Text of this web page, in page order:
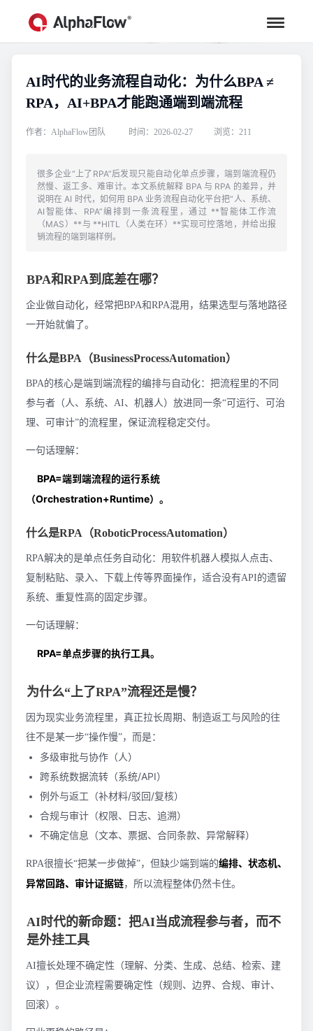
行业资讯
汇聚行业专家观点，助力流程更高效
AI时代的业务流程自动化：为什么BPA ≠
RPA，AI+BPA才能跑通端到端流程
作者：AlphaFlow团队 时间：2026-02-27 浏览：211
很多企业“上了RPA”后发现只能自动化单点步骤，端到端流程仍
然慢、返工多、难审计。本文系统解释 BPA 与 RPA 的差异，并
说明在 AI 时代，如何用 BPA 业务流程自动化平台把“人、系统、
AI智能体、RPA”编排到一条流程里，通过 **智能体工作流
（MAS）**与 **HITL（人类在环）**实现可控落地，并给出报
销流程的端到端样例。
BPA和RPA到底差在哪？
企业做自动化，经常把BPA和RPA混用，结果选型与落地路径
一开始就偏了。
什么是BPA（BusinessProcessAutomation）
BPA的核心是端到端流程的编排与自动化：把流程里的不同
参与者（人、系统、AI、机器人）放进同一条“可运行、可治
理、可审计”的流程里，保证流程稳定交付。
一句话理解：
BPA=端到端流程的运行系统
（Orchestration+Runtime）。
什么是RPA（RoboticProcessAutomation）
RPA解决的是单点任务自动化：用软件机器人模拟人点击、
复制粘贴、录入、下载上传等界面操作，适合没有API的遗留
系统、重复性高的固定步骤。
一句话理解：
RPA=单点步骤的执行工具。
为什么“上了RPA”流程还是慢？
因为现实业务流程里，真正拉长周期、制造返工与风险的往
往不是某一步“操作慢”，而是：
多级审批与协作（人）
跨系统数据流转（系统/API）
例外与返工（补材料/驳回/复核）
合规与审计（权限、日志、追溯）
不确定信息（文本、票据、合同条款、异常解释）
RPA很擅长“把某一步做掉”，但缺少端到端的编排、状态机、
异常回路、审计证据链，所以流程整体仍然卡住。
AI时代的新命题：把AI当成流程参与者，而不
是外挂工具
AI擅长处理不确定性（理解、分类、生成、总结、检索、建
议），但企业流程需要确定性（规则、边界、合规、审计、
回滚）。